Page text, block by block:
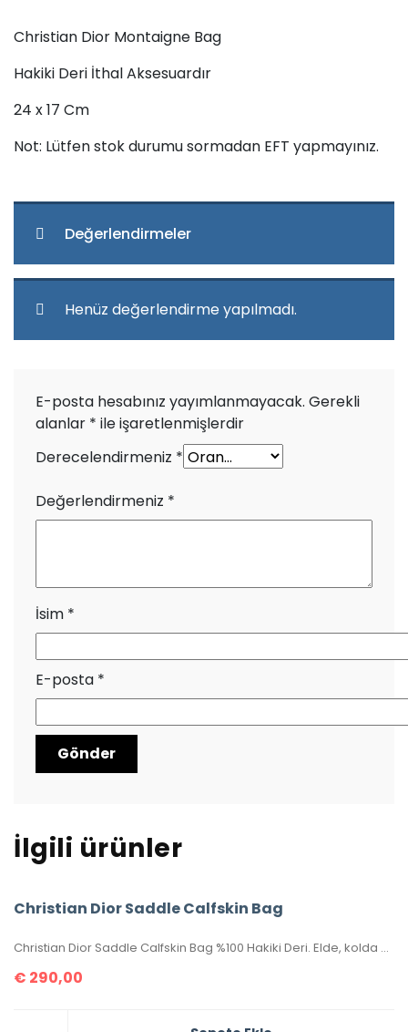
Christian Dior Montaigne Bag
Hakiki Deri İthal Aksesuardır
24 x 17 Cm
Not: Lütfen stok durumu sormadan EFT yapmayınız.
Değerlendirmeler
Henüz değerlendirme yapılmadı.
E-posta hesabınız yayımlanmayacak. Gerekli
alanlar * ile işaretlenmişlerdir
Derecelendirmeniz *
Değerlendirmeniz *
İsim *
E-posta *
İlgili ürünler
Christian Dior Saddle Calfskin Bag
Christian Dior Saddle Calfskin Bag %100 Hakiki Deri. Elde, kolda veya omuzda taşımaya uygundur. Yüksek kalite işçilikli, tamamen birebir üründür.Seri numaralıdır.Ebatı 25x20x6 cm dir. Kutulu, toz torbalı, sertifikalıdır.
€ 290,00